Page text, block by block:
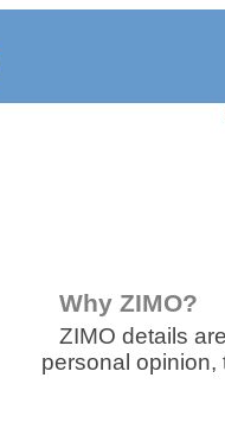
Why ZIMO?
ZIMO details
personal opinion,